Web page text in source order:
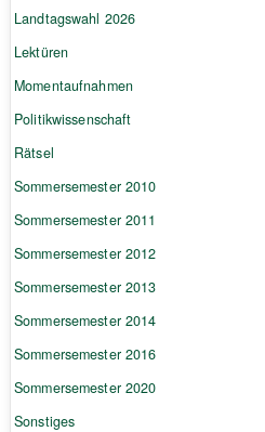
Landtagswahl 2026
Lektüren
Momentaufnahmen
Politikwissenschaft
Rätsel
Sommersemester 2010
Sommersemester 2011
Sommersemester 2012
Sommersemester 2013
Sommersemester 2014
Sommersemester 2016
Sommersemester 2020
Sonstiges